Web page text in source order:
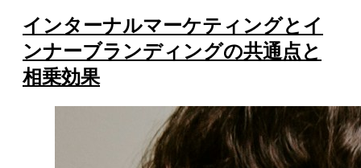
インターナルマーケティングとイ
ンナーブランディングの共通点と
相乗効果